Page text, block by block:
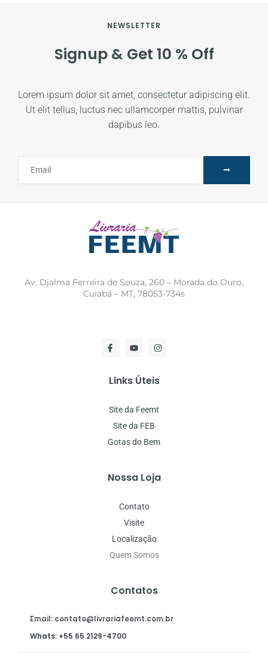
NEWSLETTER
Signup & Get 10 % Off
Lorem ipsum dolor sit amet, consectetur adipiscing elit.
Ut elit tellus, luctus nec ullamcorper mattis, pulvinar
dapibus leo.
Av. Djalma Ferreira de Souza, 260 – Morada do Ouro,
Cuiabá – MT, 78053-734s
Links Úteis
Site da Feemt
Site da FEB
Gotas do Bem
Nossa Loja
Contato
Visite
Localização
Quem Somos
Contatos
Email: contato@livrariafeemt.com.br
Whats: +55 65 2129-4700